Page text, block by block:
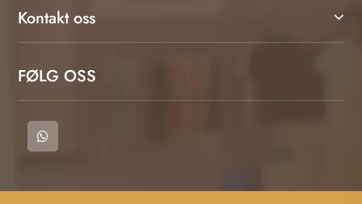
Kontakt oss
FØLG OSS